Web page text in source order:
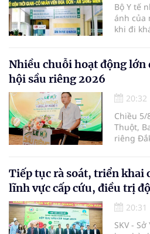
Bộ Y tế
ánh của
khi đi
bệnh,
nhưng
phần
Nhiều chuỗi hoạt động lớn
hội sầu riêng 2026
20:32
Chiều
Thuột,
riêng
hội Sầu
chủ đề
vươn
15/8/
phường
Pắc,
Tiếp tục rà soát, triển khai
lĩnh vực cấp cứu, điều trị
20:31
SKV -